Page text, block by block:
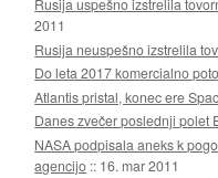
Rusija uspešno izstrelila
2011
Rusija neuspešno izstrelila
Do leta 2017 komercialno
Atlantis pristal, konec ere
Danes zvečer poslednji polet
NASA podpisala aneks k
agencijo :: 16. mar 2011